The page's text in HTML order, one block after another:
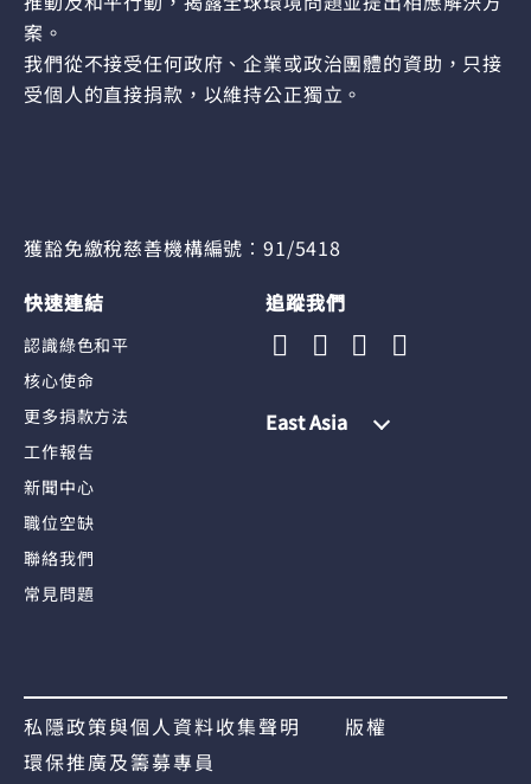
案。
我們從不接受任何政府、企業或政治團體的資助，只接
受個人的直接捐款，以維持公正獨立。
獲豁免繳稅慈善機構編號︰91/5418
快速連結
認識綠色和平
核心使命
更多捐款方法
工作報告
新聞中心
職位空缺
聯絡我們
常見問題
追蹤我們
East Asia
私隱政策與個人資料收集聲明
版權
環保推廣及籌募專員